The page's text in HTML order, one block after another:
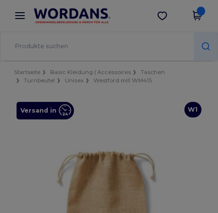
× Wordans App
Bessere Preise in der App!
App holen
Startseite Basic Kleidung | Accessoires
Taschen
Turnbeutel
Unisex Westford mill WM415
W1
Versand in